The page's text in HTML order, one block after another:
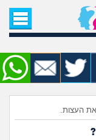
עניין
את העצות.